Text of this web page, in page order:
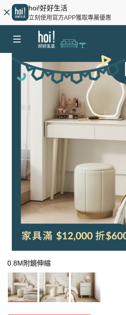
hoi!好好生活
立刻使用官方APP獲取專屬優惠
0.8M附鏡伸縮